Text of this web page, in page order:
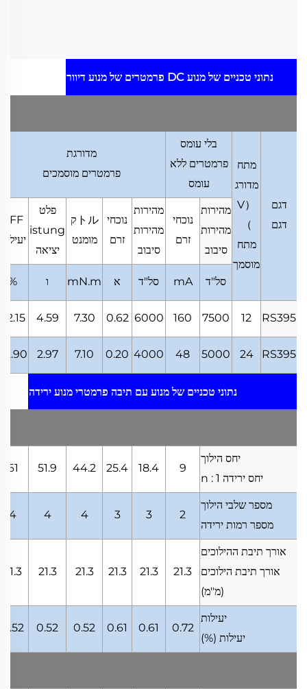
נתוני טכניים של מנוע DC פרמטרים של מנוע דיוור
דגם
דגם
מתח
מדורג
（
V
）
מתח
מוסמך
בלי עומס
פרמטרים ללא
עומס
מדורגת
פרמטרים מוסמכים
מהירות
מהירות
סיבוב
נוכחי
זרם
מהירות
מהירות
סיבוב
נוכחי
זרם
トルק
מומנט
פלט
istung
יציאה
EFF
יעילות
סל"ד mA סל"ד א mN.m ו %
RS395
12
7500
160
6000
0.62
7.30
4.59
62.15
RS395
24
5000
48
4000
0.20
7.10
2.97
נתוני טכניים של מנוע עם תיבה פרמטרי מנוע ירידה
יחס הילוך
יחס ירידה n : 1
9
18.4
25.4
44.2
51.9
61
מספר שלבי הילוך
מספר רמות ירידה
2
3
3
4
4
4
אורך תיבת ההילוכים
אורך תיבת הילוכים
(מ"מ)
21.3
21.3
21.3
21.3
21.3
21.3
יעילות
יעילות (%)
0.72
0.61
0.61
0.52
0.52
0.52